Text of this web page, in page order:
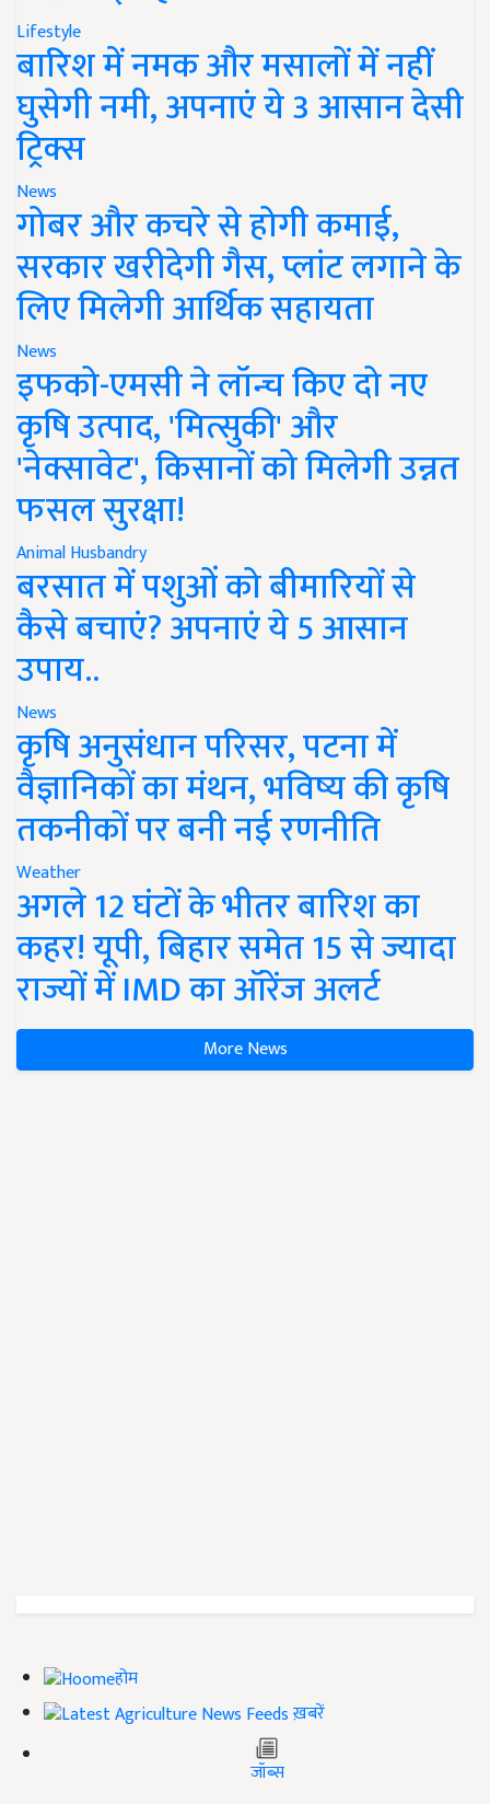
Lifestyle
बारिश में नमक और मसालों में नहीं
घुसेगी नमी, अपनाएं ये 3 आसान देसी
ट्रिक्स
News
गोबर और कचरे से होगी कमाई,
सरकार खरीदेगी गैस, प्लांट लगाने के
लिए मिलेगी आर्थिक सहायता
News
इफको-एमसी ने लॉन्च किए दो नए
कृषि उत्पाद, 'मित्सुकी' और
'नेक्सावेट', किसानों को मिलेगी उन्नत
फसल सुरक्षा!
Animal Husbandry
बरसात में पशुओं को बीमारियों से
कैसे बचाएं? अपनाएं ये 5 आसान
उपाय..
News
कृषि अनुसंधान परिसर, पटना में
वैज्ञानिकों का मंथन, भविष्य की कृषि
तकनीकों पर बनी नई रणनीति
Weather
अगले 12 घंटों के भीतर बारिश का
कहर! यूपी, बिहार समेत 15 से ज्यादा
राज्यों में IMD का ऑरेंज अलर्ट
More News
होम
ख़बरें
जॉब्स